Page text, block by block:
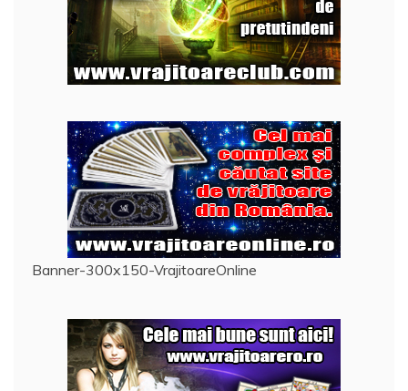
Banner-300x150-VrajitoareOnline